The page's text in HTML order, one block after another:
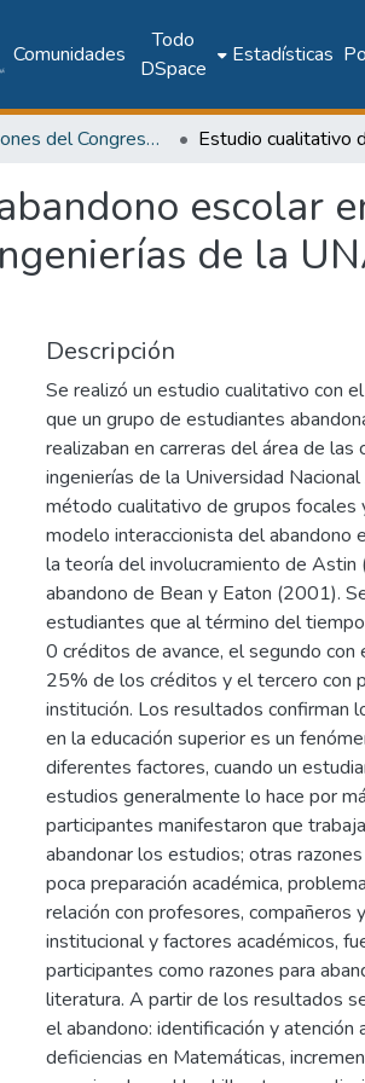
Comunidades
Todo
DSpace
Estadísticas
Publicaciones del Congreso Internacional CLABES
escolar
de la
Descripción
Se realizó un estudio cualitativo con
que un grupo de estudiantes
realizaban en carreras del área de
ingenierías de la Universidad
método cualitativo de grupos
modelo interaccionista del abandono
la teoría del involucramiento de
abandono de Bean y Eaton (2001).
estudiantes que al término del
0 créditos de avance, el segundo
25% de los créditos y el tercero con
institución. Los resultados confirman
en la educación superior es un
diferentes factores, cuando un
estudios generalmente lo hace por
participantes manifestaron que
abandonar los estudios; otras
poca preparación académica,
relación con profesores, compañeros
institucional y factores académicos,
participantes como razones para
literatura. A partir de los resultados
el abandono: identificación y
deficiencias en Matemáticas,